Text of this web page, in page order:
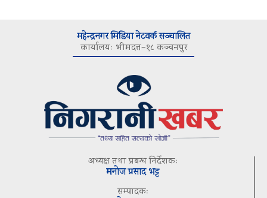
महेन्द्रनगर मिडिया नेटवर्क सञ्चालित
कार्यालयः भीमदत्त–१८ कञ्चनपुर
अध्यक्ष तथा प्रबन्ध निर्देशकः
मनोज प्रसाद भट्ट
सम्पादकः